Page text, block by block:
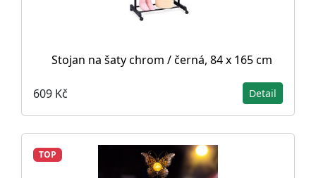
Stojan na šaty chrom / černá, 84 x 165 cm
609 Kč Detail
TOP